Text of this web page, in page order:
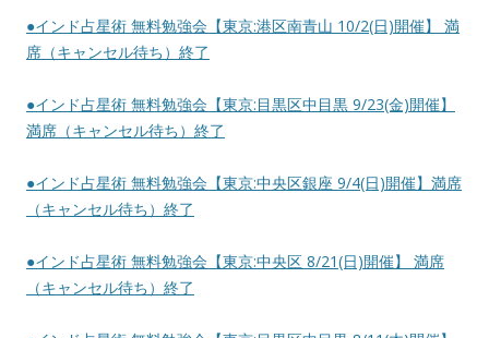
●インド占星術 無料勉強会【東京:港区南青山 10/2(日)開催】 満
席（キャンセル待ち）終了
●インド占星術 無料勉強会【東京:目黒区中目黒 9/23(金)開催】
満席（キャンセル待ち）終了
●インド占星術 無料勉強会【東京:中央区銀座 9/4(日)開催】満席
（キャンセル待ち）終了
●インド占星術 無料勉強会【東京:中央区 8/21(日)開催】 満席
（キャンセル待ち）終了